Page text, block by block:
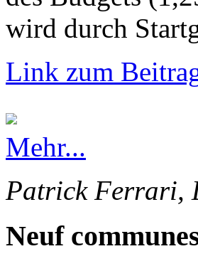
wird durch
Link zum
Mehr...
Patrick Ferrari,
Neuf